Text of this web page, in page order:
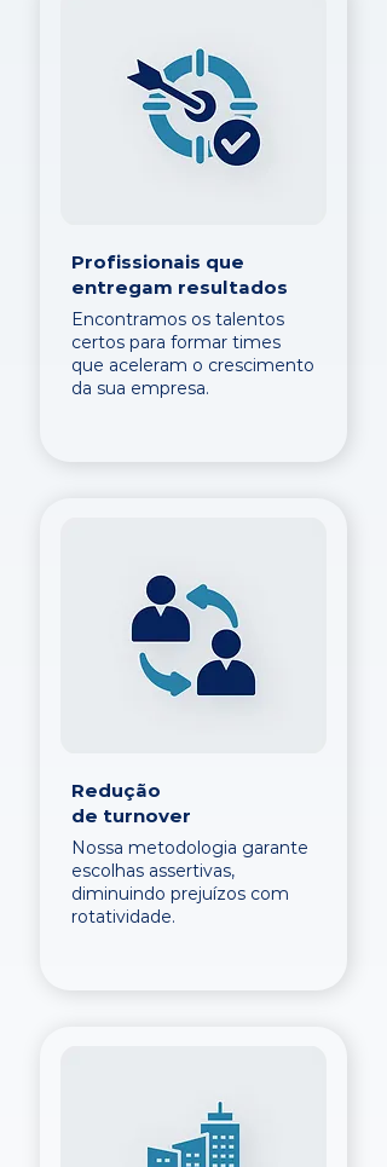
Profissionais que
entregam resultados
Encontramos os talentos
certos para formar times
que aceleram o crescimento
da sua empresa.
Redução
de turnover
Nossa metodologia garante
escolhas assertivas,
diminuindo prejuízos com
rotatividade.